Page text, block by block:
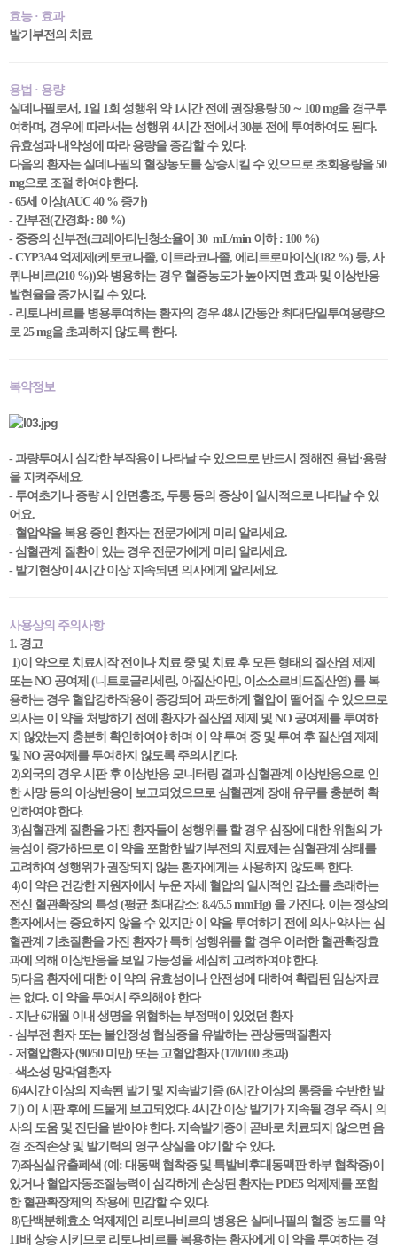
효능 · 효과
발기부전의 치료
용법 · 용량
실데나필로서, 1일 1회 성행위 약 1시간 전에 권장용량 50 ∼ 100 mg을 경구투
여하며, 경우에 따라서는 성행위 4시간 전에서 30분 전에 투여하여도 된다.
유효성과 내약성에 따라 용량을 증감할 수 있다.
다음의 환자는 실데나필의 혈장농도를 상승시킬 수 있으므로 초회용량을 50
mg으로 조절 하여야 한다.
- 65세 이상(AUC 40 % 증가)
- 간부전(간경화 : 80 %)
- 중증의 신부전(크레아티닌청소율이 30 mL/min 이하 : 100 %)
- CYP3A4 억제제(케토코나졸, 이트라코나졸, 에리트로마이신(182 %) 등, 사
퀴나비르(210 %))와 병용하는 경우 혈중농도가 높아지면 효과 및 이상반응
발현율을 증가시킬 수 있다.
- 리토나비르를 병용투여하는 환자의 경우 48시간동안 최대단일투여용량으
로 25 mg을 초과하지 않도록 한다.
복약정보
- 과량투여시 심각한 부작용이 나타날 수 있으므로 반드시 정해진 용법·용량
을 지켜주세요.
- 투여초기나 증량 시 안면홍조, 두통 등의 증상이 일시적으로 나타날 수 있
어요.
- 혈압약을 복용 중인 환자는 전문가에게 미리 알리세요.
- 심혈관계 질환이 있는 경우 전문가에게 미리 알리세요.
- 발기현상이 4시간 이상 지속되면 의사에게 알리세요.
사용상의 주의사항
1. 경고
1)이 약으로 치료시작 전이나 치료 중 및 치료 후 모든 형태의 질산염 제제
또는 NO 공여제 (니트로글리세린, 아질산아민, 이소소르비드질산염) 를 복
용하는 경우 혈압강하작용이 증강되어 과도하게 혈압이 떨어질 수 있으므로
의사는 이 약을 처방하기 전에 환자가 질산염 제제 및 NO 공여제를 투여하
지 않았는지 충분히 확인하여야 하며 이 약 투여 중 및 투여 후 질산염 제제
및 NO 공여제를 투여하지 않도록 주의시킨다.
2)외국의 경우 시판 후 이상반응 모니터링 결과 심혈관계 이상반응으로 인
한 사망 등의 이상반응이 보고되었으므로 심혈관계 장애 유무를 충분히 확
인하여야 한다.
3)심혈관계 질환을 가진 환자들이 성행위를 할 경우 심장에 대한 위험의 가
능성이 증가하므로 이 약을 포함한 발기부전의 치료제는 심혈관계 상태를
고려하여 성행위가 권장되지 않는 환자에게는 사용하지 않도록 한다.
4)이 약은 건강한 지원자에서 누운 자세 혈압의 일시적인 감소를 초래하는
전신 혈관확장의 특성 (평균 최대감소: 8.4/5.5 mmHg) 을 가진다. 이는 정상의
환자에서는 중요하지 않을 수 있지만 이 약을 투여하기 전에 의사·약사는 심
혈관계 기초질환을 가진 환자가 특히 성행위를 할 경우 이러한 혈관확장효
과에 의해 이상반응을 보일 가능성을 세심히 고려하여야 한다.
5)다음 환자에 대한 이 약의 유효성이나 안전성에 대하여 확립된 임상자료
는 없다. 이 약을 투여시 주의해야 한다
- 지난 6개월 이내 생명을 위협하는 부정맥이 있었던 환자
- 심부전 환자 또는 불안정성 협심증을 유발하는 관상동맥질환자
- 저혈압환자 (90/50 미만) 또는 고혈압환자 (170/100 초과)
- 색소성 망막염환자
6)4시간 이상의 지속된 발기 및 지속발기증 (6시간 이상의 통증을 수반한 발
기) 이 시판 후에 드물게 보고되었다. 4시간 이상 발기가 지속될 경우 즉시 의
사의 도움 및 진단을 받아야 한다. 지속발기증이 곧바로 치료되지 않으면 음
경 조직손상 및 발기력의 영구 상실을 야기할 수 있다.
7)좌심실유출폐색 (예: 대동맥 협착증 및 특발비후대동맥판 하부 협착증)이
있거나 혈압자동조절능력이 심각하게 손상된 환자는 PDE5 억제제를 포함
한 혈관확장제의 작용에 민감할 수 있다.
8)단백분해효소 억제제인 리토나비르의 병용은 실데나필의 혈중 농도를 약
11배 상승 시키므로 리토나비르를 복용하는 환자에게 이 약을 투여하는 경